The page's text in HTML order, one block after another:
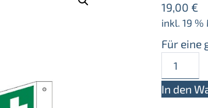
19,00 €
inkl. 19 %
Für eine
Menge
In den